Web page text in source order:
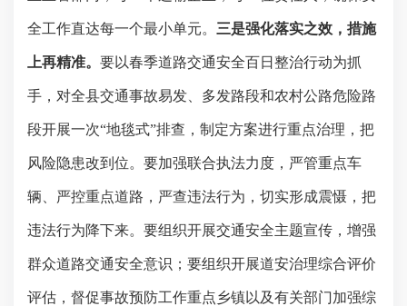
全工作直达每一个最小单元。 三是强化落实之效，措施
上再精准。 要以春季道路交通安全百日整治行动为抓
手，对全县交通事故易发、多发路段和农村公路危险路
段开展一次“地毯式”排查，制定方案进行重点治理，把
风险隐患改到位。要加强联合执法力度，严管重点车
辆、严控重点道路，严查违法行为，切实形成震慑，把
违法行为降下来。要组织开展交通安全主题宣传，增强
群众道路交通安全意识；要组织开展道安治理综合评价
评估，督促事故预防工作重点乡镇以及有关部门加强综